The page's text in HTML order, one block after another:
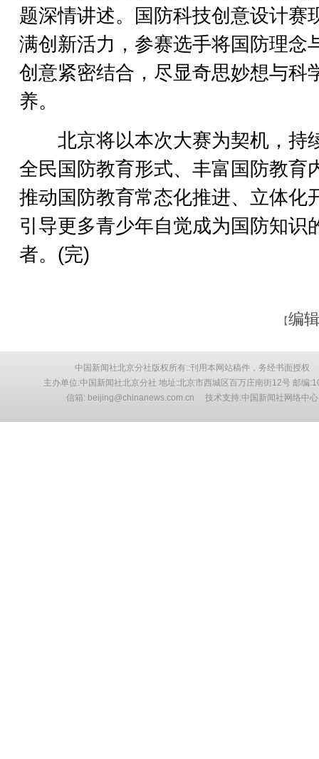
题深情讲述。国防科技创意设计赛
满创新活力，参赛选手将国防理念
创意紧密结合，尽显奇思妙想与科
养。
北京将以本次大赛为契机，持
全民国防教育形式、丰富国防教育
推动国防教育常态化推进、立体化
引导更多青少年自觉成为国防知识
者。(完)
【编
中国新闻社北京分社版权所有::刊用本网站稿件，务经书面授权
主办单位:中国新闻社北京分社 地址:北京市西城区百万庄南街12号 邮编
信箱: beijing@chinanews.com.cn 技术支持:中国新闻社网络中心